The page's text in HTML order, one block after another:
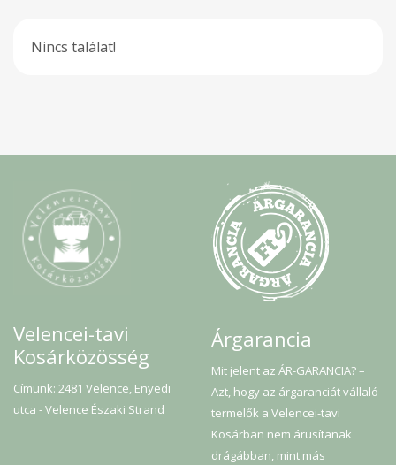
Nincs találat!
Velencei-tavi
Kosárközösség
Címünk: 2481 Velence, Enyedi
utca - Velence Északi Strand
Árgarancia
Mit jelent az ÁR-GARANCIA? –
Azt, hogy az árgaranciát vállaló
termelők a Velencei-tavi
Kosárban nem árusítanak
drágábban, mint más